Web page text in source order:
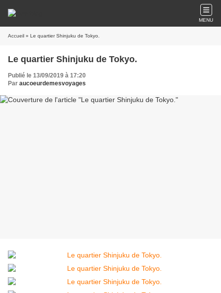
MENU
Accueil » Le quartier Shinjuku de Tokyo.
Le quartier Shinjuku de Tokyo.
Publié le 13/09/2019 à 17:20
Par aucoeurdemesvoyages